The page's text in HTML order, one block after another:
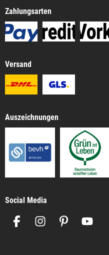
Zahlungsarten
Versand
Auszeichnungen
Social Media